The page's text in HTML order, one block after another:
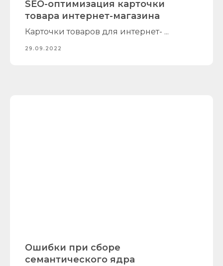
SEO-оптимизация карточки
товара интернет-магазина
Карточки товаров для интернет- ...
29.09.2022
Ошибки при сборе
семантического ядра